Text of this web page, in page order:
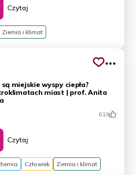
Czytaj
Ziemia i klimat
są miejskie wyspy ciepła?
miast | prof. Anita
619
Czytaj
Człowiek Ziemia i klimat